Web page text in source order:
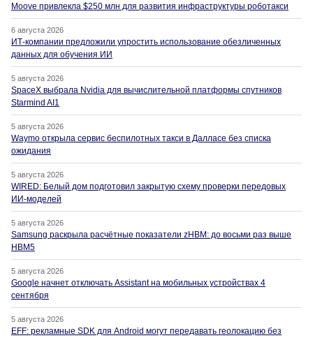
Moove привлекла $250 млн для развития инфраструктуры роботакси
6 августа 2026
ИТ-компании предложили упростить использование обезличенных
данных для обучения ИИ
5 августа 2026
SpaceX выбрала Nvidia для вычислительной платформы спутников
Starmind AI1
5 августа 2026
Waymo открыла сервис беспилотных такси в Далласе без списка
ожидания
5 августа 2026
WIRED: Белый дом подготовил закрытую схему проверки передовых
ИИ-моделей
5 августа 2026
Samsung раскрыла расчётные показатели zHBM: до восьми раз выше
HBM5
5 августа 2026
Google начнет отключать Assistant на мобильных устройствах 4
сентября
5 августа 2026
EFF: рекламные SDK для Android могут передавать геолокацию без